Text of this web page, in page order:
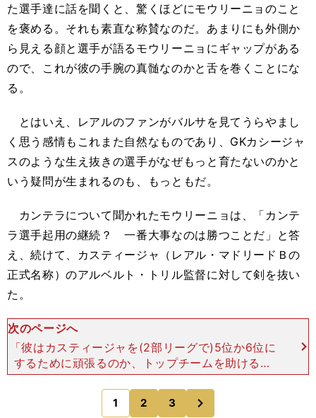
た選手達に話を聞くと、驚くほどにモウリーニョのこと
を褒める。それも素直な称賛なのだ。あまりにも外側か
ら見える顔と選手が語るモウリーニョにギャップがある
ので、これが彼の手腕の真髄なのかと舌を巻くことにな
る。
とはいえ、レアルのファンがバルサを見てうらやまし
く思う感情もこれまた自然なものであり、GKカシージャ
スのような生え抜きの選手がなぜもっと育たないのかと
いう疑問が生まれるのも、もっともだ。
カンテラについて聞かれたモウリーニョは、「カンテ
ラ選手起用の継続？ 一番大事なのは勝つことだ」と答
え、続けて、カスティージャ（レアル・マドリードＢの
正式名称）のアルベルト・トリル監督に対して剣を抜い
た。
次のページへ
「彼はカスティージャを(2部リーグで)5位か6位に
するために頑張るのか、トップチームを助けるの
か、どちらかに決めなければならない」 モウリー
ニョがＢチームに対して抱えている不満は、たとえ
ば、カステ
1 2 3